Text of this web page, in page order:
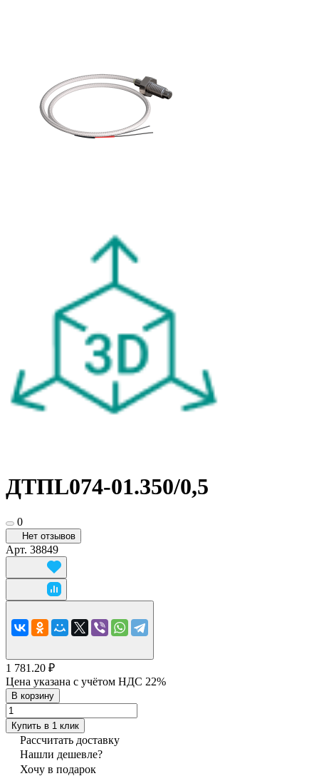
ДТПL074-01.350/0,5
0
Нет отзывов
Арт. 38849
1 781.20 ₽
Цена указана с учётом НДС 22%
В корзину
Купить в 1 клик
Рассчитать доставку
Нашли дешевле?
Хочу в подарок